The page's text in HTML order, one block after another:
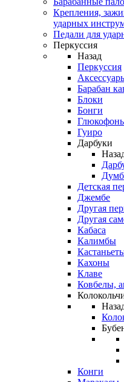
Крепления,
ударных
Педали для
Перкуссия
Назад
Перкуссия
Барабан
Блоки
Бонги
Гуиро
Дарбуки
Детская
Джембе
Другая
Другая
Кабаса
Калимбы
Кахоны
Клаве
Ковбелы,
Конги